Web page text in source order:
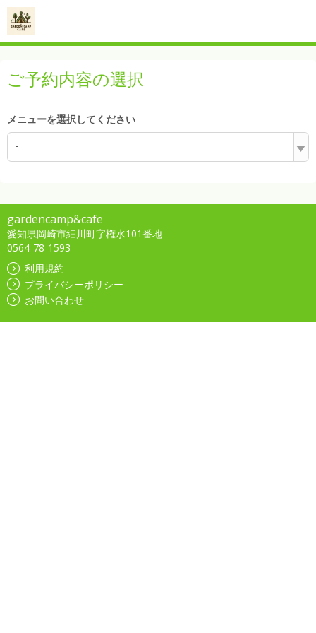
ご予約内容の選択
メニューを選択してください
-
gardencamp&cafe
愛知県岡崎市細川町字権水101番地
0564-78-1593
利用規約
プライバシーポリシー
お問い合わせ